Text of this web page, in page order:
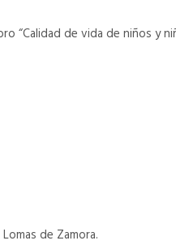
“Calidad de vida de niños y
de Zamora.